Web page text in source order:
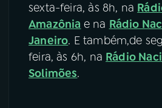
sexta-feira, às 8h, na
Amazônia e na Rádio
Janeiro. E também,de
feira, às 6h, na Rádio
Solimões.